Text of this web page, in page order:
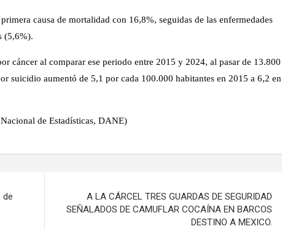
causa de mortalidad con 16,8%, seguidas de las enfermedades
(5,6%).
cáncer al comparar ese periodo entre 2015 y 2024, al pasar de 13.800
suicidio aumentó de 5,1 por cada 100.000 habitantes en 2015 a 6,2 en
de Estadísticas, DANE)
de
A LA CÁRCEL TRES GUARDAS DE SEGURIDAD
SEÑALADOS DE CAMUFLAR COCAÍNA EN BARCOS
DESTINO A MEXICO.